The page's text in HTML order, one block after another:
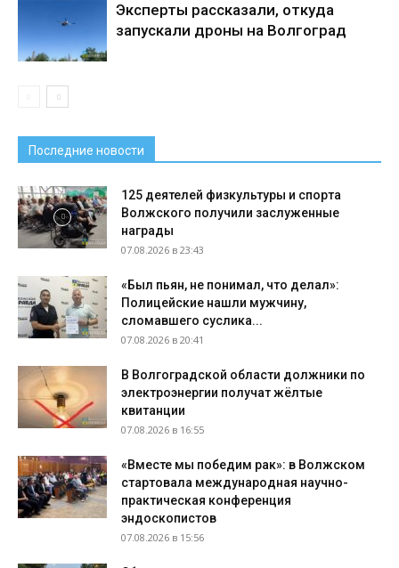
Эксперты рассказали, откуда
запускали дроны на Волгоград
Последние новости
125 деятелей физкультуры и спорта
Волжского получили заслуженные
награды
07.08.2026 в 23:43
«Был пьян, не понимал, что делал»:
Полицейские нашли мужчину,
сломавшего суслика...
07.08.2026 в 20:41
В Волгоградской области должники по
электроэнергии получат жёлтые
квитанции
07.08.2026 в 16:55
«Вместе мы победим рак»: в Волжском
стартовала международная научно-
практическая конференция
эндоскопистов
07.08.2026 в 15:56